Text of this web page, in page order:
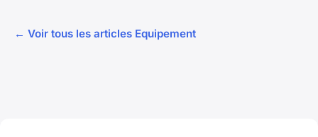
← Voir tous les articles Equipement